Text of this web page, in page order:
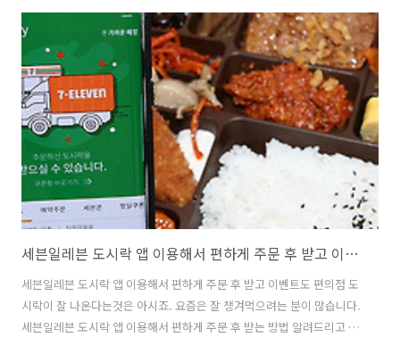
나네요. 실제 전장을 옮겨 놓은 듯 한 곳에서 전차를 몰고 다니면서 적 전
차를 찾아서 싸워야 하는데요. 키보드와 마우스를 이용해서 하니 조작감
이 엄청 쉽네요. 물론 그렇지만 전장에서는 전략과 머리싸움이 필요합니
다. 화려한 그래픽을 즐기면서 전차까지 몰 수 있으니 설치해보세요. 전
차는 뭔가 튼튼하고 힘찬 느낌이 있죠. 탱크도 몰아보면서 스트레스를 날
려보도록 ..
세븐일레븐 도시락 앱 이용해서 편하게 주문 후 받고 이벤트도
세븐일레븐 도시락 앱 이용해서 편하게 주문 후 받고 이벤트도 편의점 도
시락이 잘 나온다는것은 아시죠. 요즘은 잘 챙겨먹으려는 분이 많습니다.
세븐일레븐 도시락 앱 이용해서 편하게 주문 후 받는 방법 알려드리고 이